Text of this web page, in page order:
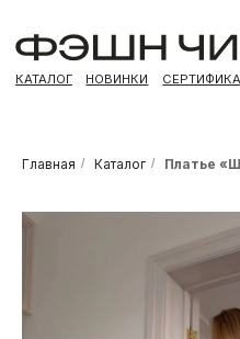
КАТАЛОГ НОВИНКИ СЕРТИФИКАТЫ SALE
Главная / Каталог / Платье